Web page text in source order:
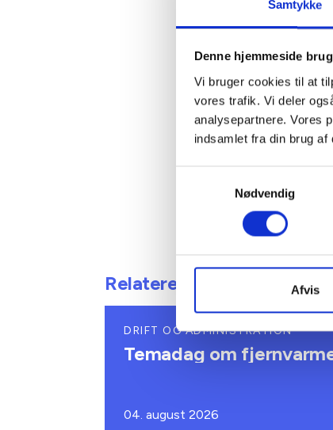
Samtykke
Denne hjemmeside
Vi bruger cookies til at
vores trafik. Vi deler
analysepartnere. Vores
indsamlet fra din brug af
Nødvendig
Afvis
Her
i
Relateret indhold
DRIFT OG ADMINISTRATION
Temadag om
04. august 2026